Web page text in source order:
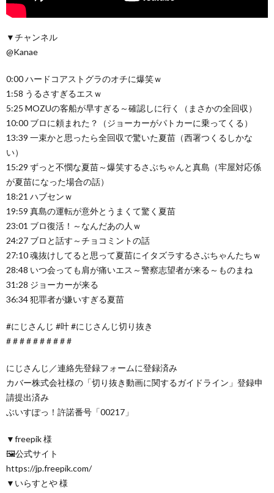
▼チャンネル
@Kanae
0:00 ハードコアストグラのオチに爆笑ｗ
1:58 うるさすぎるエスｗ
5:25 MOZUの客船が早すぎる～確認しに行く（まさかの全回収）
10:00 ブロに頼まれた？（ジョーカーがパトカーに乗ってくる）
13:39 一束かと思ったら全回収で驚いた夏苗（西署つくるしかな
い）
15:29 ずっと不憫な夏苗～爆笑するさぶちゃんと真島（牢屋対応係
が夏苗になった場合の話）
18:21 ハブセンｗ
19:59 真島の運転が意外とうまくて驚く夏苗
23:01 ブロ復活！～なんだあの人ｗ
24:27 ブロと話す～チョコミントの話
27:10 魂抜けしてると思って夏苗にイタズラするさぶちゃんたちｗ
28:48 いつ会っても肩が痛いエス～警察志望者が来る～ものまね
31:28 ジョーカーが来る
36:34 犯罪者が嫌いすぎる夏苗
#にじさんじ #叶 #にじさんじ切り抜き
# # # # # # # # # #
にじさんじ／連絡先登録フォームに登録済み
カバー株式会社様の「切り抜き動画に関するガイドライン」登録申
請提出済み
ぶいすぽっ！許諾番号「00217」
▼freepik 様
🖼公式サイト
https://jp.freepik.com/
▼いらすとや 様